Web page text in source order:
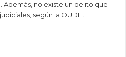
no existe un delito que
según la OUDH.